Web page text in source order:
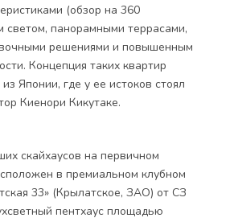
(обзор на 360
светом, панорамными террасами,
решениями и повышенным
Концепция таких квартир
Японии, где у ее истоков стоял
Киенори Кикутаке.
скайхаусов на первичном
в премиальном клубном
33» (Крылатское, ЗАО) от СЗ
пентхаус площадью